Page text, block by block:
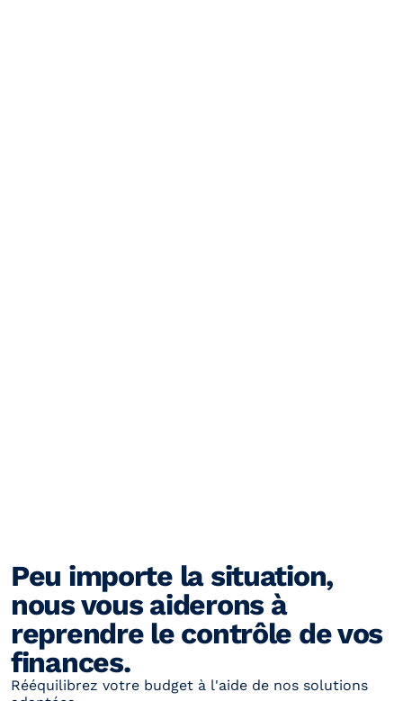
Peu importe la situation,
nous vous aiderons à
reprendre le contrôle de vos
finances.
Rééquilibrez votre budget à l'aide de nos solutions